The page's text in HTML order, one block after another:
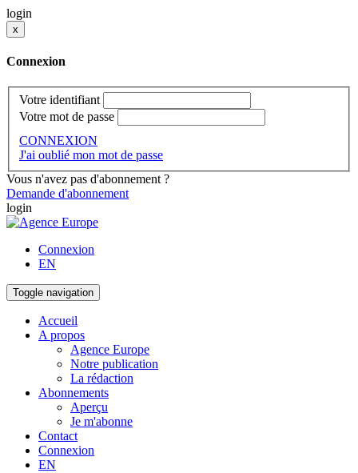
login
x
Connexion
Votre identifiant
Votre mot de passe
CONNEXION
J'ai oublié mon mot de passe
Vous n'avez pas d'abonnement ?
Demande d'abonnement
login
Connexion
EN
Toggle navigation
Accueil
A propos
Agence Europe
Notre publication
La rédaction
Abonnements
Aperçu
Je m'abonne
Contact
Connexion
EN